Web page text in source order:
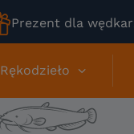
Prezent dla
Rękodzieło